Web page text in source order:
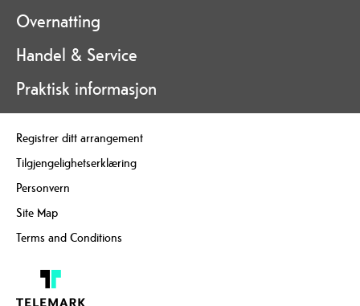
Overnatting
Handel & Service
Praktisk informasjon
Registrer ditt arrangement
Tilgjengelighetserklæring
Personvern
Site Map
Terms and Conditions